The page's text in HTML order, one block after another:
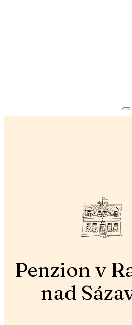
Penzion v
nad